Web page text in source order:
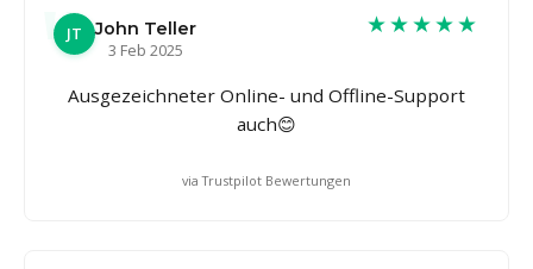
JT
John Teller
3 Feb 2025
★★★★★
Ausgezeichneter Online- und Offline-Support
auch😊
via Trustpilot Bewertungen